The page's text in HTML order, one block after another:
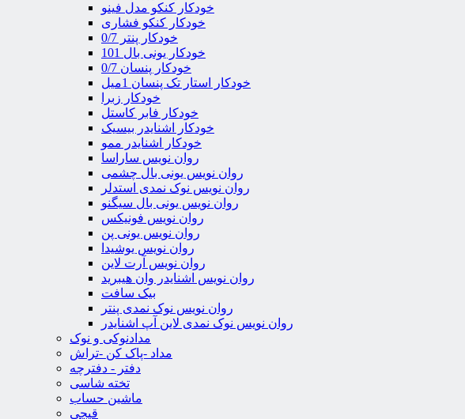
خودکار کنکو مدل فینو
خودکار کنکو فشاری
خودکار پنتر 0/7
خودکار یونی بال 101
خودکار پنسان 0/7
خودکار استار تک پنسان 1میل
خودکار زبرا
خودکار فابر کاستل
خودکار اشنایدر بیسیک
خودکار اشنایدر ممو
روان نویس ساراسا
روان نویس یونی بال چشمی
روان نویس نوک نمدی استدلر
روان نویس یونی بال سیگنو
روان نویس فونیکس
روان نویس یونی پن
روان نویس یوشیدا
روان نویس آرت لاین
روان نویس اشنایدر وان هیبرید
بیک سافت
روان نویس نوک نمدی پنتر
روان نویس نوک نمدی لاین آپ اشنایدر
مدادنوکی و نوک
مداد -پاک کن -تراش
دفتر - دفترچه
تخته شاسی
ماشین حساب
قیچی